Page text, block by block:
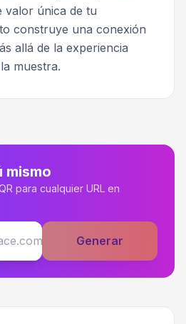
valor única de tu
construye una conexión
allá de la experiencia
muestra.
mismo
para cualquier URL en
Generar